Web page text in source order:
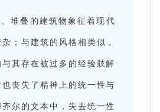
堆叠的建筑物象征着现代
；与建筑的风格相类似，
其存在被过多的经验肢解
丧失了精神上的统一性与
尔的文本中，失去统一性